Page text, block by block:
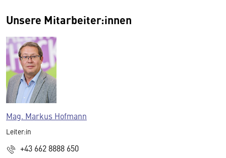
Unsere Mitarbeiter:innen
Mag. Markus Hofmann
Leiter:in
+43 662 8888 650